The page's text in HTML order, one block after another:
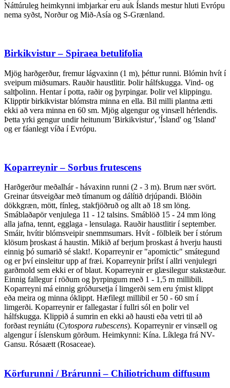
Náttúruleg heimkynni imbjarkar eru auk Íslands mestur hluti Evrópu
nema syðst, Norður og Mið-Asía og S-Grænland.
Birkikvistur – Spiraea betulifolia
Mjög harðgerður, fremur lágvaxinn (1 m), þéttur runni. Blómin hvít í
sveipum miðsumars. Rauðir haustlitir. Þolir hálfskugga. Vind- og
saltþolinn. Hentar í potta, raðir og þyrpingar. Þolir vel klippingu.
Klipptir birkikvistar blómstra minna en ella. Bil milli plantna ætti
ekki að vera minna en 60 sm. Mjög algengur og vinsæll hérlendis.
Þetta yrki gengur undir heitunum 'Birkikvistur', 'Ísland' og 'Island'
og er fáanlegt víða í Evrópu.
Koparreynir – Sorbus frutescens
Harðgerður meðalhár - hávaxinn runni (2 - 3 m). Brum nær svört.
Greinar útsveigðar með tímanum og dálítið drjúpandi. Blöðin
dökkgræn, mött, fínleg, stakfjöðruð og allt að 18 sm löng.
Smáblaðapör venjulega 11 - 12 talsins. Smáblöð 15 - 24 mm löng
alla jafna, tennt, egglaga - lensulaga. Rauðir haustlitir í september.
Smáir, hvítir blómsveipir snemmsumars. Hvít - fölbleik ber í stórum
klösum þroskast á haustin. Mikið af berjum þroskast á hverju hausti
einnig þó sumarið sé slakt!. Koparreynir er "apomictic" smátegund
og er því einsleitur upp af fræi. Koparreynir þrífst í allri venjulegri
garðmold sem ekki er of blaut. Koparreynir er glæsilegur stakstæður.
Einnig fallegur í röðum og þyrpingum með 1 - 1,5 m millibili.
Koparreyni má einnig gróðursetja í limgerði sem eru ýmist klippt
eða meira og minna óklippt. Hæfilegt millibil er 50 - 60 sm í
limgerði. Koparreynir er fallegastar í fullri sól en þolir vel
hálfskugga. Klippið á sumrin en ekki að hausti eða vetri til að
forðast reyniátu (Cytospora rubescens). Koparreynir er vinsæll og
algengur í íslenskum görðum. Heimkynni: Kína. Líklega frá NV-
Gansu. Rósaætt (Rosaceae).
Körfurunni / Brárunni – Chiliotrichum diffusum